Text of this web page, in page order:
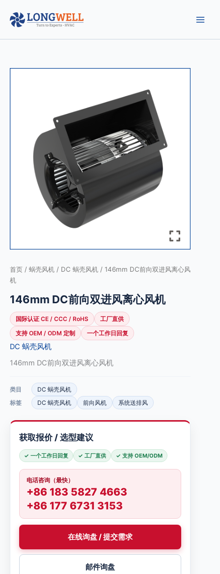
容
首页 / 蜗壳风机 / DC 蜗壳风机 / 146mm DC前向双进风离心风
机
146mm DC前向双进风离心风机
国际认证 CE / CCC / RoHS
工厂直供
支持 OEM / ODM 定制
一个工作日回复
DC 蜗壳风机
146mm DC前向双进风离心风机
类目
DC 蜗壳风机
标签
DC 蜗壳风机 前向风机 系统送排风
获取报价 / 选型建议
✓ 一个工作日回复 ✓ 工厂直供 ✓ 支持 OEM/ODM
电话咨询（最快）
+86 183 5827 4663
+86 177 6731 3153
在线询盘 / 提交需求
邮件询盘